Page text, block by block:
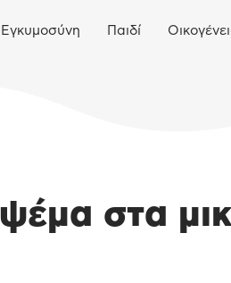
Εγκυμοσύνη Παιδί
στα